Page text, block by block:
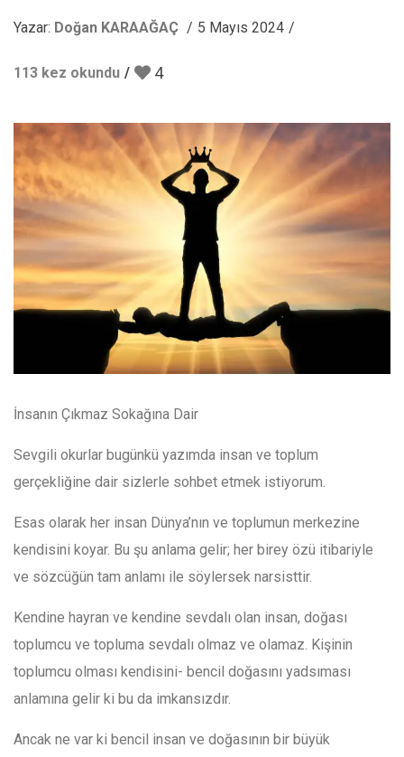
Yazar: Doğan KARAAĞAÇ 5 Mayıs 2024
113 kez okundu 4
İnsanın Çıkmaz Sokağına Dair
Sevgili okurlar bugünkü yazımda insan ve toplum
gerçekliğine dair sizlerle sohbet etmek istiyorum.
Esas olarak her insan Dünya’nın ve toplumun merkezine
kendisini koyar. Bu şu anlama gelir; her birey özü itibariyle
ve sözcüğün tam anlamı ile söylersek narsisttir.
Kendine hayran ve kendine sevdalı olan insan, doğası
toplumcu ve topluma sevdalı olmaz ve olamaz. Kişinin
toplumcu olması kendisini- bencil doğasını yadsıması
anlamına gelir ki bu da imkansızdır.
Ancak ne var ki bencil insan ve doğasının bir büyük